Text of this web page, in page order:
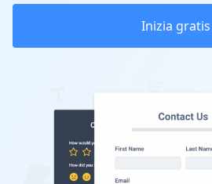
Inizia gratis